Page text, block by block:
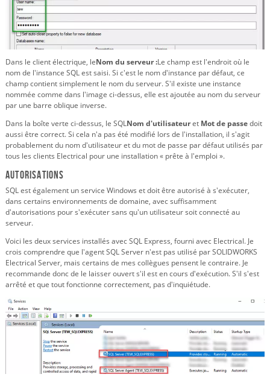
Dans le client électrique, leNom du serveur :Le champ est l'endroit où le
nom de l'instance SQL est saisi. Si c'est le nom d'instance par défaut, ce
champ contient simplement le nom du serveur. S'il existe une instance
nommée comme dans l'image ci-dessus, elle est ajoutée au nom du serveur
par une barre oblique inverse.
Dans la boîte verte ci-dessus, le SQLNom d'utilisateuret Mot de passedoit
aussi être correct. Si cela n'a pas été modifié lors de l'installation, il s'agit
probablement du nom d'utilisateur et du mot de passe par défaut utilisés par
tous les clients Electrical pour une installation « prête à l'emploi ».
Autorisations
SQL est également un service Windows et doit être autorisé à s'exécuter,
dans certains environnements de domaine, avec suffisamment
d'autorisations pour s'exécuter sans qu'un utilisateur soit connecté au
serveur.
Voici les deux services installés avec SQL Express, fourni avec Electrical. Je
crois comprendre que l'agent SQL Server n'est pas utilisé par SOLIDWORKS
Electrical Server, mais certains de mes collègues pensent le contraire. Je
recommande donc de le laisser ouvert s'il est en cours d'exécution. S'il s'est
arrêté et que tout fonctionne correctement, pas d'inquiétude.